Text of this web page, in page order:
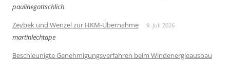
paulinegottschlich
Zeybek und Wenzel zur HKM-Übernahme
9. Juli 2026
martinlechtape
Beschleunigte Genehmigungsverfahren beim Windenergieausbau